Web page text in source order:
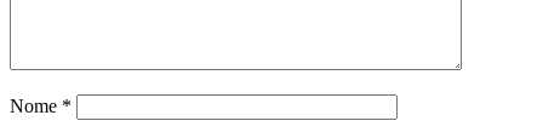
Nome *